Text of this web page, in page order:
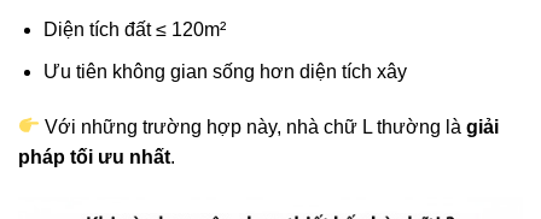
Diện tích đất ≤ 120m²
Ưu tiên không gian sống hơn diện tích xây
Với những trường hợp này, nhà chữ L thường làgiải
pháp tối ưu nhất.